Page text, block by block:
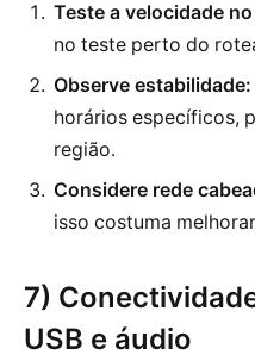
Teste a velocidade
no teste perto do
Observe estabilidade:
horários específicos,
região.
Considere rede
isso costuma
7)
USB e áudio